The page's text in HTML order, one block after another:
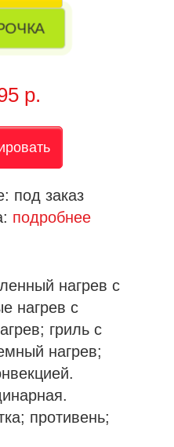
р.
под заказ
подробнее
нагрев с
нагрев с
гриль с
нагрев;
противень;